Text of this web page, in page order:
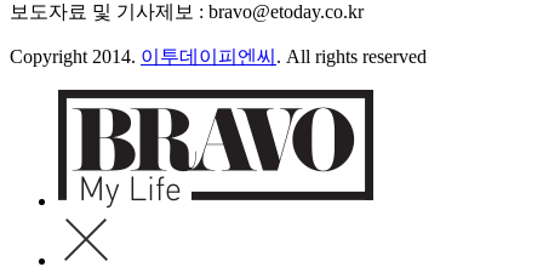
보도자료 및 기사제보 : bravo@etoday.co.kr
Copyright 2014. 이투데이피엔씨 . All rights reserved